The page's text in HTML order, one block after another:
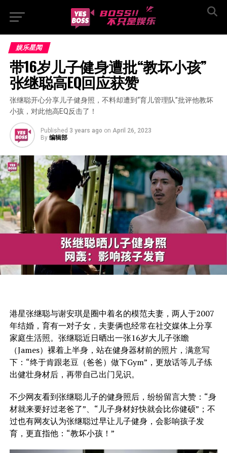
娱乐星闻
带16岁儿子健身遭批“教坏小孩”
张继聪高EQ回应获赞
张继聪开心分享儿子健身照，不料却遭到“育儿管理队”批评他教坏
小孩，对此他高EQ反击了！
Published 3 years ago on April 26, 2023
By 编辑部
港星张继聪与谢安琪是圈中着名的模范夫妻，两人于2007
年结婚，育有一对子女，夫妻俩也经常在社交媒体上分享
家庭生活照。张继聪近日晒出一张16岁大儿子张瞻
（James）裸着上半身，站在健身器材前的照片，满意写
下：“终于肯跟老豆（爸爸）做下Gym”，更放话等儿子练
出健壮身材后，再带自己出门见识。
不少网友看到张继聪儿子的健身照后，纷纷留言大赞：“身
材就来要好过老爸了”、“儿子身材好快就会比你健硕”；不
过也有网友认为张继聪过早让儿子健身，会影响孩子发
育，更直指他：“教坏小孩！”